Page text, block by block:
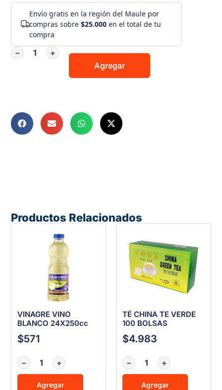
Envío gratis en la región del Maule por
compras sobre$25.000 en el total de tu
compra
−
+
Agregar
Productos Relacionados
VINAGRE VINO
BLANCO 24X250cc
$571
− +
Agregar
TÉ CHINA TE VERDE
100 BOLSAS
$4.983
− +
Agregar